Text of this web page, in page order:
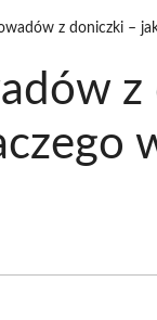
z doniczki –